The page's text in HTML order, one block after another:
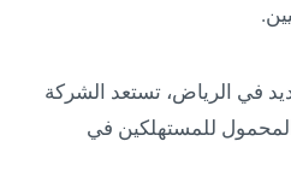
في الرياض، تستعد الشركة
للمستهلكين في